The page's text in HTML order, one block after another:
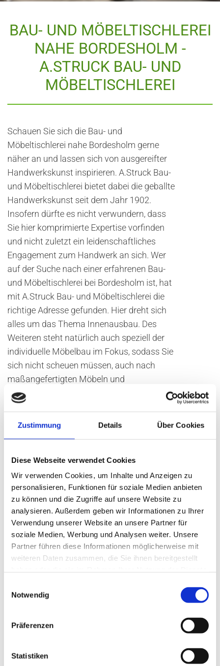
Zustimmung Details Über Cookies
Diese Webseite verwendet Cookies
Wir verwenden Cookies, um Inhalte und Anzeigen zu
personalisieren, Funktionen für soziale Medien anbieten
zu können und die Zugriffe auf unsere Website zu
analysieren. Außerdem geben wir Informationen zu Ihrer
Verwendung unserer Website an unsere Partner für
soziale Medien, Werbung und Analysen weiter. Unsere
Partner führen diese Informationen möglicherweise mit
weiteren Daten zusammen, die Sie ihnen bereitgestellt
Notwendig
Präferenzen
Statistiken
BAU- UND MÖBELTISCHLEREI
NAHE BORDESHOLM -
A.STRUCK BAU- UND
MÖBELTISCHLEREI
Schauen Sie sich die Bau- und
Möbeltischlerei nahe Bordesholm gerne
näher an und lassen sich von ausgereifter
Handwerkskunst inspirieren. A.Struck Bau-
und Möbeltischlerei bietet dabei die geballte
Handwerkskunst seit dem Jahr 1902.
Insofern dürfte es nicht verwundern, dass
Sie hier komprimierte Expertise vorfinden
und nicht zuletzt ein leidenschaftliches
Engagement zum Handwerk an sich. Wer
auf der Suche nach einer erfahrenen Bau-
und Möbeltischlerei bei Bordesholm ist, hat
mit A.Struck Bau- und Möbeltischlerei die
richtige Adresse gefunden. Hier dreht sich
alles um das Thema Innenausbau. Des
Weiteren steht natürlich auch speziell der
individuelle Möbelbau im Fokus, sodass Sie
sich nicht scheuen müssen, auch nach
maßangefertigten Möbeln und
Holzelementen nachzufragen. Unter
Umständen muss eine neue Tür her oder
eventuell ein neues Kunststoff -oder
und haben allesamt das Ziel der perfekten
Handwerkskunst gemein, welche qualitativ
hochwertig ist und sich darüber hinaus
nicht nur sehen lassen kann, sondern einen
wahren Blickfang für die Stube bietet. Oder
für das Büro, den Shop, das Restaurant und
dergleichen.
NEUE HOLZELEMENTE
ANFERTIGEN LASSEN ODER
REPARATUREN IN AUFTRAG
Wenn Sie ein neues Möbelstück benötigen
oder Tür für Ihr Zuhause oder für das